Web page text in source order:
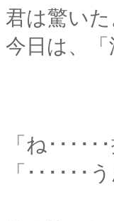
君は驚い
今日は、
「ね･････
「･･････う